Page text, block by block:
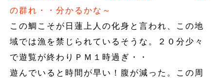
の群れ・・分かるかな～
この鯛こそが日蓮上人の化身と言われ、この地
域では漁を禁じられているそうな。２０分少々
で遊覧が終わりＰＭ１時過ぎ・・
遊んでいると時間が早い！腹が減った。この周